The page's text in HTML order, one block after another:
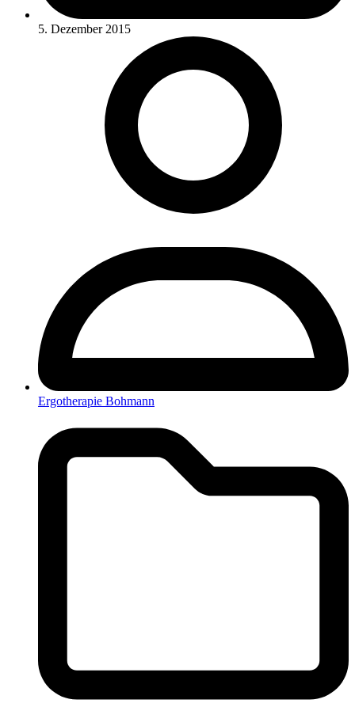
5. Dezember 2015
Ergotherapie Bohmann